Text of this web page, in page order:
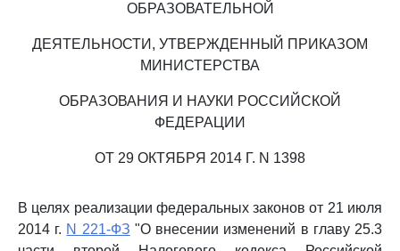
ОБРАЗОВАТЕЛЬНОЙ
ДЕЯТЕЛЬНОСТИ, УТВЕРЖДЕННЫЙ ПРИКАЗОМ
МИНИСТЕРСТВА
ОБРАЗОВАНИЯ И НАУКИ РОССИЙСКОЙ
ФЕДЕРАЦИИ
ОТ 29 ОКТЯБРЯ 2014 Г. N 1398
В целях реализации федеральных законов от 21 июля
2014 г. N 221-ФЗ "О внесении изменений в главу 25.3